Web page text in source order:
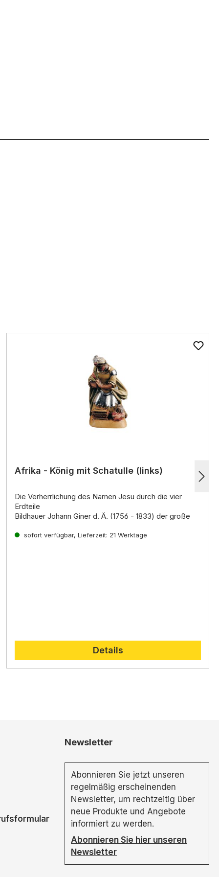
Afrika - König mit Schatulle (links)
Die Verherrlichung des Namen Jesu durch die vier
Erdteile
Bildhauer Johann Giner d. Ä. (1756 - 1833) der große
der älteste
sofort verfügbar, Lieferzeit: 21 Werktage
Details
Newsletter
Abonnieren Sie jetzt unseren
regelmäßig erscheinenden
Newsletter, um rechtzeitig über
neue Produkte und Angebote
informiert zu werden.
Abonnieren Sie hier unseren
Newsletter